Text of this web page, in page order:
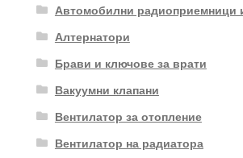
Автомобилни радиоприемници
Алтернатори
Брави и ключове за врати
Вакуумни клапани
Вентилатор за отопление
Вентилатор на радиатора